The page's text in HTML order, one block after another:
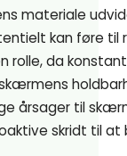
materiale
kan føre til
rolle, da
årsager til
skridt til at